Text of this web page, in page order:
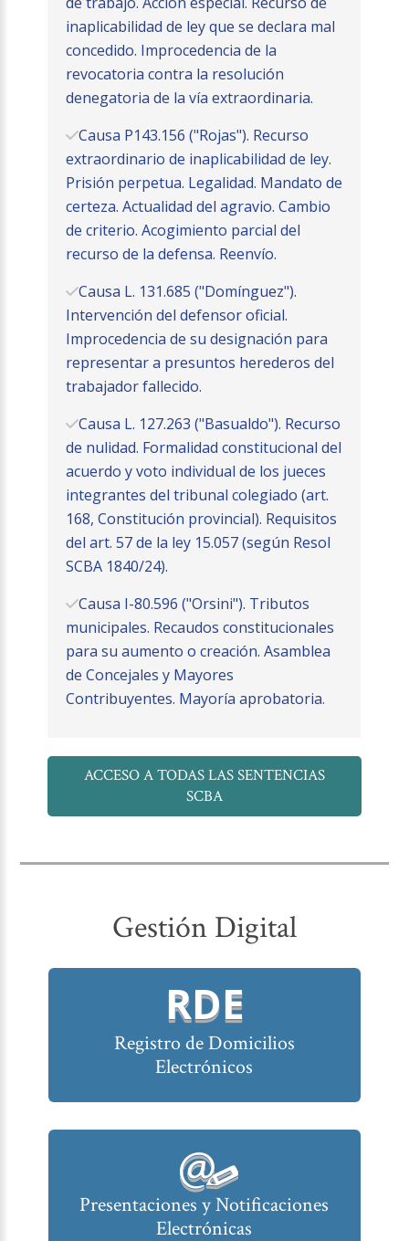
inaplicabilidad de ley que se declara mal
concedido. Improcedencia de la
revocatoria contra la resolución
denegatoria de la vía extraordinaria.
Causa P143.156 ("Rojas"). Recurso
extraordinario de inaplicabilidad de ley.
Prisión perpetua. Legalidad. Mandato de
certeza. Actualidad del agravio. Cambio
de criterio. Acogimiento parcial del
recurso de la defensa. Reenvío.
Causa L. 131.685 ("Domínguez").
Intervención del defensor oficial.
Improcedencia de su designación para
representar a presuntos herederos del
trabajador fallecido.
Causa L. 127.263 ("Basualdo"). Recurso
de nulidad. Formalidad constitucional del
acuerdo y voto individual de los jueces
integrantes del tribunal colegiado (art.
168, Constitución provincial). Requisitos
del art. 57 de la ley 15.057 (según Resol
SCBA 1840/24).
Causa I-80.596 ("Orsini"). Tributos
municipales. Recaudos constitucionales
para su aumento o creación. Asamblea
de Concejales y Mayores
Contribuyentes. Mayoría aprobatoria.
ACCESO A TODAS LAS SENTENCIAS
SCBA
Gestión Digital
RDE
Registro de Domicilios
Electrónicos
Presentaciones y Notificaciones
Electrónicas